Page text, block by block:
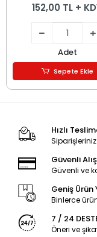
152,00 TL +
Adet
Sepete Ekle
Hızlı
Güvenli
Güvenli ve
Geniş Ürün
Binlerce
7 / 24
Öneri ve